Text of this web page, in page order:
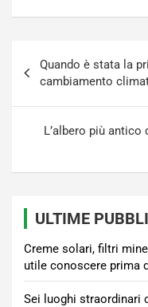
articoli
Quando è stata la
cambiamento
L’albero più antico
ULTIME
Creme solari, filtri
utile conoscere prima
Sei luoghi straordinari